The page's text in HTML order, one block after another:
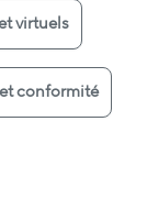
virtuels
conformité